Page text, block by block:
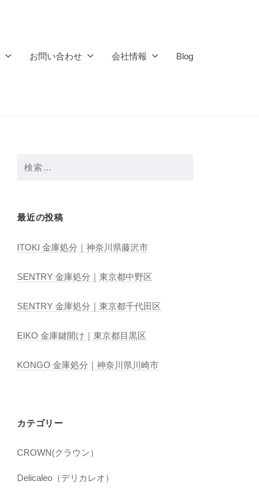
お問い合わせ 会社情報 Blog
検
最近の投稿
ITOKI 金庫処分｜神奈川県藤沢市
SENTRY 金庫処分｜東京都中野区
SENTRY 金庫処分｜東京都千代田区
EIKO 金庫鍵開け｜東京都目黒区
KONGO 金庫処分｜神奈川県川崎市
カテゴリー
CROWN(クラウン）
Delicaleo（デリカレオ）